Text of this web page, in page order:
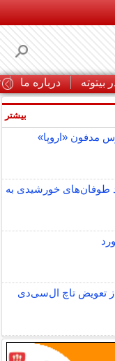
بیتوته درباره ما
مدفون «اروپا»
طوفان‌های خورشیدی به
تعویض تاچ ال‌سی‌دی
بیشتر